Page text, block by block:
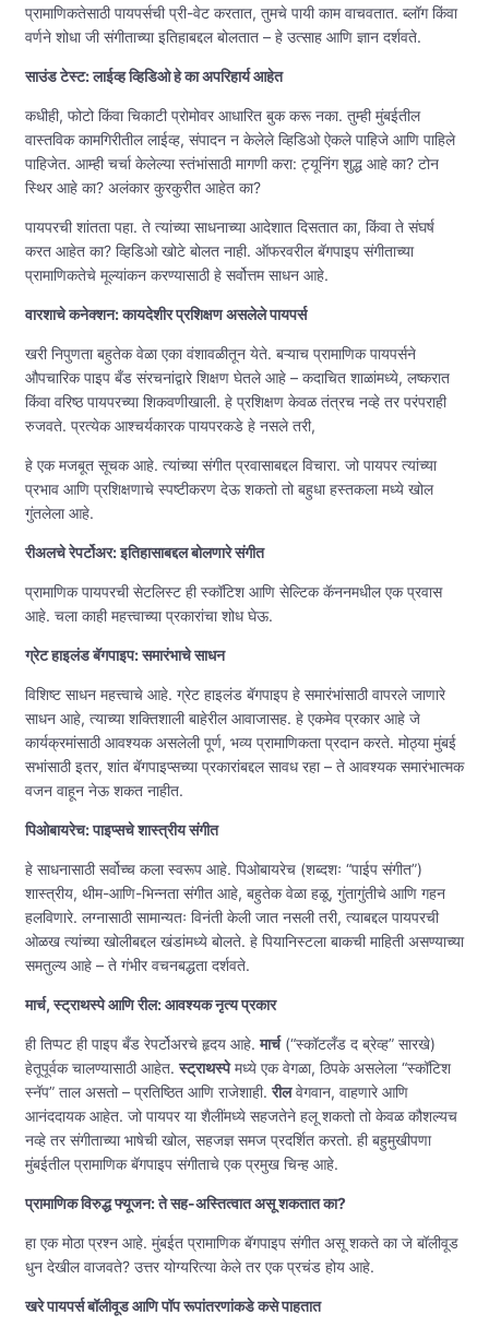
प्रामाणिकतेसाठी पायपर्सची प्री-वेट करतात, तुमचे पायी काम वाचवतात. ब्लॉग किंवा
वर्णने शोधा जी संगीताच्या इतिहाबद्दल बोलतात – हे उत्साह आणि ज्ञान दर्शवते.
साउंड टेस्ट: लाईव्ह व्हिडिओ हे का अपरिहार्य आहेत
कधीही, फोटो किंवा चिकाटी प्रोमोवर आधारित बुक करू नका. तुम्ही मुंबईतील
वास्तविक कामगिरीतील लाईव्ह, संपादन न केलेले व्हिडिओ ऐकले पाहिजे आणि पाहिले
पाहिजेत. आम्ही चर्चा केलेल्या स्तंभांसाठी मागणी करा: ट्यूनिंग शुद्ध आहे का? टोन
स्थिर आहे का? अलंकार कुरकुरीत आहेत का?
पायपरची शांतता पहा. ते त्यांच्या साधनाच्या आदेशात दिसतात का, किंवा ते संघर्ष
करत आहेत का? व्हिडिओ खोटे बोलत नाही. ऑफरवरील बॅगपाइप संगीताच्या
प्रामाणिकतेचे मूल्यांकन करण्यासाठी हे सर्वोत्तम साधन आहे.
वारशाचे कनेक्शन: कायदेशीर प्रशिक्षण असलेले पायपर्स
खरी निपुणता बहुतेक वेळा एका वंशावळीतून येते. बऱ्याच प्रामाणिक पायपर्सने
औपचारिक पाइप बँड संरचनांद्वारे शिक्षण घेतले आहे – कदाचित शाळांमध्ये, लष्करात
किंवा वरिष्ठ पायपरच्या शिकवणीखाली. हे प्रशिक्षण केवळ तंत्रच नव्हे तर परंपराही
रुजवते. प्रत्येक आश्चर्यकारक पायपरकडे हे नसले तरी,
हे एक मजबूत सूचक आहे. त्यांच्या संगीत प्रवासाबद्दल विचारा. जो पायपर त्यांच्या
प्रभाव आणि प्रशिक्षणाचे स्पष्टीकरण देऊ शकतो तो बहुधा हस्तकला मध्ये खोल
गुंतलेला आहे.
रीअलचे रेपर्टोअर: इतिहासाबद्दल बोलणारे संगीत
प्रामाणिक पायपरची सेटलिस्ट ही स्कॉटिश आणि सेल्टिक कॅननमधील एक प्रवास
आहे. चला काही महत्त्वाच्या प्रकारांचा शोध घेऊ.
ग्रेट हाइलंड बॅगपाइप: समारंभाचे साधन
विशिष्ट साधन महत्त्वाचे आहे. ग्रेट हाइलंड बॅगपाइप हे समारंभांसाठी वापरले जाणारे
साधन आहे, त्याच्या शक्तिशाली बाहेरील आवाजासह. हे एकमेव प्रकार आहे जे
कार्यक्रमांसाठी आवश्यक असलेली पूर्ण, भव्य प्रामाणिकता प्रदान करते. मोठ्या मुंबई
सभांसाठी इतर, शांत बॅगपाइप्सच्या प्रकारांबद्दल सावध रहा – ते आवश्यक समारंभात्मक
वजन वाहून नेऊ शकत नाहीत.
पिओबायरेच: पाइप्सचे शास्त्रीय संगीत
हे साधनासाठी सर्वोच्च कला स्वरूप आहे. पिओबायरेच (शब्दशः “पाईप संगीत”)
शास्त्रीय, थीम-आणि-भिन्नता संगीत आहे, बहुतेक वेळा हळू, गुंतागुंतीचे आणि गहन
हलविणारे. लग्नासाठी सामान्यतः विनंती केली जात नसली तरी, त्याबद्दल पायपरची
ओळख त्यांच्या खोलीबद्दल खंडांमध्ये बोलते. हे पियानिस्टला बाकची माहिती असण्याच्या
समतुल्य आहे – ते गंभीर वचनबद्धता दर्शवते.
मार्च, स्ट्राथस्पे आणि रील: आवश्यक नृत्य प्रकार
ही तिप्पट ही पाइप बँड रेपर्टोअरचे हृदय आहे.मार्च(“स्कॉटलँड द ब्रेव्ह” सारखे)
हेतूपूर्वक चालण्यासाठी आहेत.स्ट्राथस्पेमध्ये एक वेगळा, ठिपके असलेला “स्कॉटिश
स्नॅप” ताल असतो – प्रतिष्ठित आणि राजेशाही.रीलवेगवान, वाहणारे आणि
आनंददायक आहेत. जो पायपर या शैलींमध्ये सहजतेने हलू शकतो तो केवळ कौशल्यच
नव्हे तर संगीताच्या भाषेची खोल, सहजज्ञ समज प्रदर्शित करतो. ही बहुमुखीपणा
मुंबईतील प्रामाणिक बॅगपाइप संगीताचे एक प्रमुख चिन्ह आहे.
प्रामाणिक विरुद्ध फ्यूजन: ते सह-अस्तित्वात असू शकतात का?
हा एक मोठा प्रश्न आहे. मुंबईत प्रामाणिक बॅगपाइप संगीत असू शकते का जे बॉलीवूड
धुन देखील वाजवते? उत्तर योग्यरित्या केले तर एक प्रचंड होय आहे.
खरे पायपर्स बॉलीवूड आणि पॉप रूपांतरणांकडे कसे पाहतात